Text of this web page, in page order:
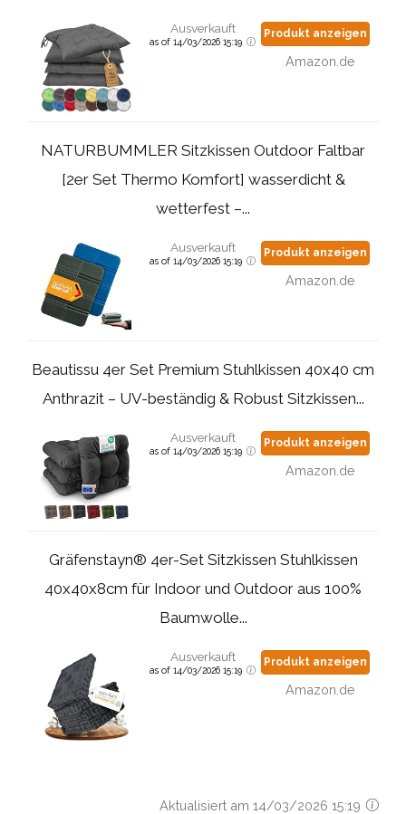
Ausverkauft
as of 14/03/2026 15:19
Produkt anzeigen
Amazon.de
NATURBUMMLER Sitzkissen Outdoor Faltbar
[2er Set Thermo Komfort] wasserdicht &
wetterfest –...
Ausverkauft
as of 14/03/2026 15:19
Produkt anzeigen
Amazon.de
Beautissu 4er Set Premium Stuhlkissen 40x40 cm
Anthrazit – UV-beständig & Robust Sitzkissen...
Ausverkauft
as of 14/03/2026 15:19
Produkt anzeigen
Amazon.de
Gräfenstayn® 4er-Set Sitzkissen Stuhlkissen
40x40x8cm für Indoor und Outdoor aus 100%
Baumwolle...
Ausverkauft
as of 14/03/2026 15:19
Produkt anzeigen
Amazon.de
Aktualisiert am 14/03/2026 15:19